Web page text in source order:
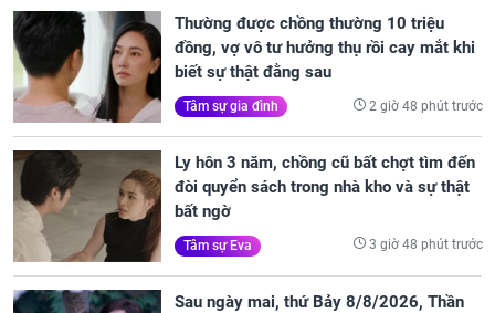
Thường được chồng thường 10 triệu
đồng, vợ vô tư hưởng thụ rồi cay mắt khi
biết sự thật đằng sau
Tâm sự gia đình 2 giờ 48 phút trước
Ly hôn 3 năm, chồng cũ bất chợt tìm đến
đòi quyển sách trong nhà kho và sự thật
bất ngờ
Tâm sự Eva 3 giờ 48 phút trước
Sau ngày mai, thứ Bảy 8/8/2026, Thần